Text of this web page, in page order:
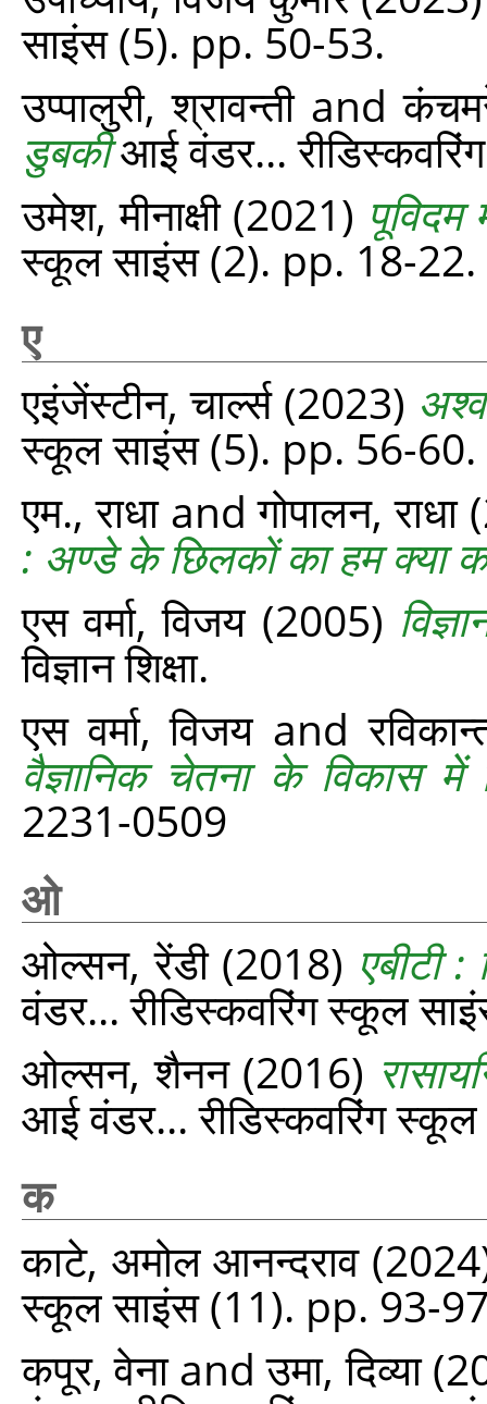
साइंस (5). pp. 50-53.
उप्‍पालुरी, श्रावन्‍तीand
डुबकीआई वंडर...
उमेश, मीनाक्षी(2021) पूविदम
स्‍कूल साइंस (2). pp. 18-22.
ए
एइंजेंस्टीन, चार्ल्स(2023)
स्‍कूल साइंस (5). pp. 56-60.
एम., राधाandगोपालन, राधा
: अण्‍डे के छिलकों का हम क्‍या
एस वर्मा, विजय (2005)
विज्ञान शिक्षा.
एस वर्मा, विजय and
वैज्ञानिक चेतना के विकास में
2231-0509
ओ
ओल्सन, रेंडी(2018) एबीटी
वंडर... रीडिस्‍कवरिंग स्‍कूल
ओल्सन, शैनन(2016)
आई वंडर... रीडिस्‍कवरिंग
क
काटे, अमोल आनन्‍दराव
स्‍कूल साइंस (11). pp. 93-
कपूर, वेनाandउमा, दिव्या